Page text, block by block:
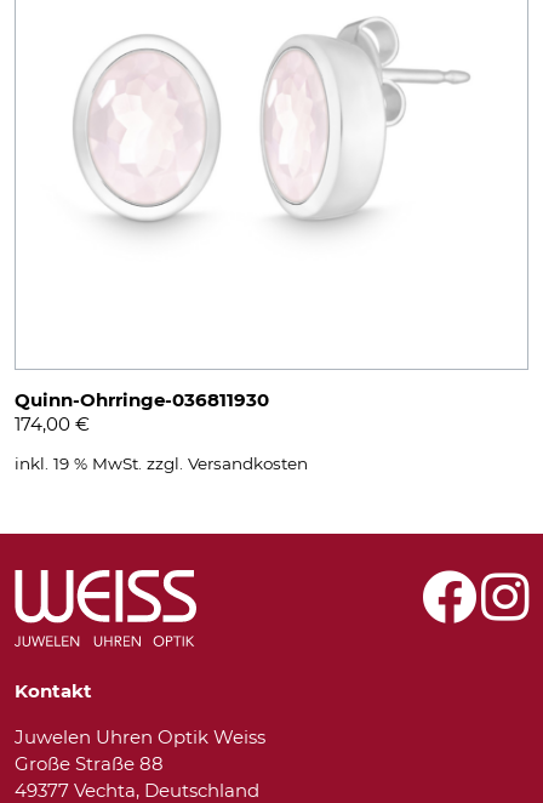
Quinn-Ohrringe-036811930
174,00 €
inkl. 19 % MwSt. zzgl. Versandkosten
Kontakt
Juwelen Uhren Optik Weiss
Große Straße 88
49377 Vechta, Deutschland